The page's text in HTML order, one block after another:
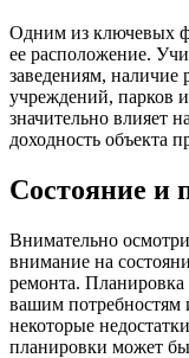
Одним из ключевых
ее расположение.
заведениям, наличие
учреждений, парков
значительно влияет
доходность объекта
Состояние и
Внимательно
внимание на
ремонта. Планировка
вашим потребностям
некоторые
планировки может